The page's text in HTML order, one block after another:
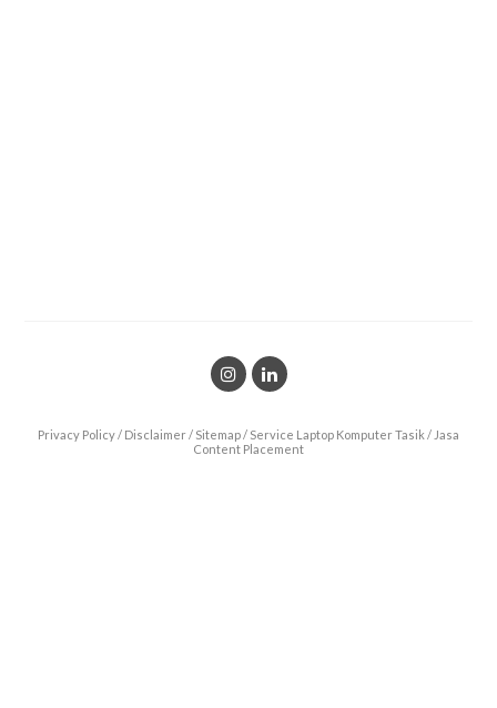
Privacy Policy/ Disclaimer / Sitemap/ Service Laptop Komputer Tasik / Jasa
Content Placement